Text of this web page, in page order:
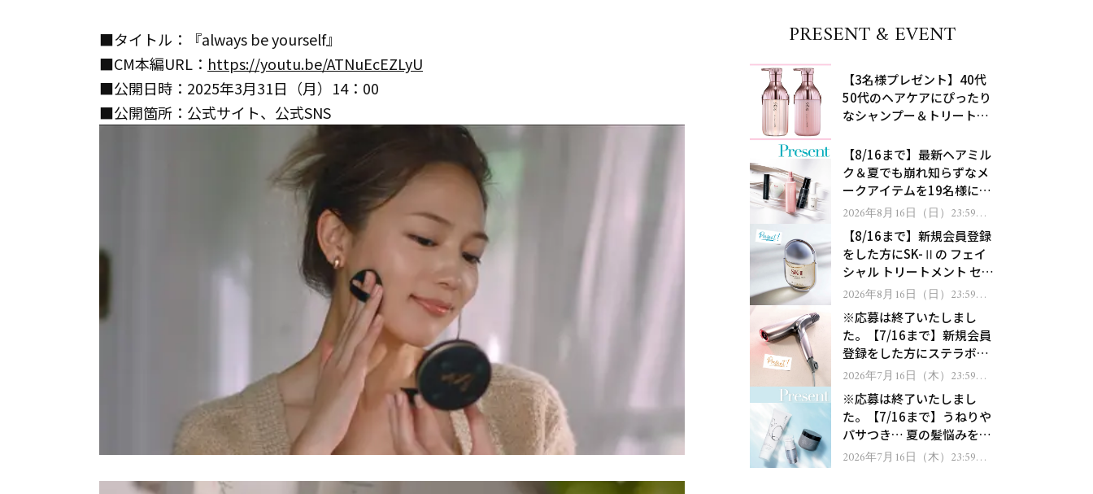
■タイトル：『always beyourself』
■CM本編URL： https://youtu.be/ATNuEcEZLyU
■公開日時：2025年3月31日（月）14：00
■公開箇所：公式サイト、公式SNS
PRESENT & EVENT
【3名様プレゼント】40代
50代のヘアケアにぴったり
なシャンプー＆トリートメ
処！
【8/16まで】最新ヘアミル
ク＆夏でも崩れ知らずなメ
ークアイテムを19名様にプ
レゼント！
2026年8月16日（日）23:59ま
で【8/16まで】新規会員登録
をした方にSK-Ⅱの フェイ
シャル トリートメント セラ
ムをプレゼント！
2026年8月16日（日）23:59ま
※応募は終了いたしまし
た。【7/16まで】新規会員
登録をした方にステラボー
テのシャインリバース ヘア
ゼント！
2026年7月16日（木）23:59ま
※応募は終了いたしまし
た。【7/16まで】うねりや
パサつき… 夏の髪悩みを解
消するヘアケアアイテムを
2026年7月16日（木）23:59ま